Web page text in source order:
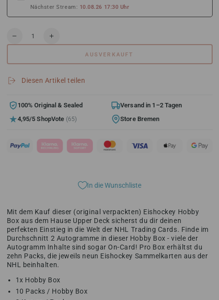
Nächster Stream: 10.08.26 17:30 Uhr
Verringere
Upper
Authentic
Hobby
2023/2024
Erhöhe
Upper
Authentic
Hobby
2023/2024
AUSVERKAUFT
Diesen Artikel teilen
100% Original & Sealed
Versand in 1–2 Tagen
4,95/5 ShopVote (65) Store Bremen
In die Wunschliste
Mit dem Kauf dieser (original verpackten) Eishockey Hobby
Box aus dem Hause Upper Deck sicherst du dir deinen
perfekten Einstieg in die Welt der NHL Trading Cards. Finde im
Durchschnitt 2 Autogramme in dieser Hobby Box - viele der
Autogramm Inhalte sind sogar On-Card! Pro Box erhältst du
zehn Packs, die jeweils neun Eishockey Sammelkarten aus der
NHL beinhalten.
1x Hobby Box
10 Packs / Hobby Box